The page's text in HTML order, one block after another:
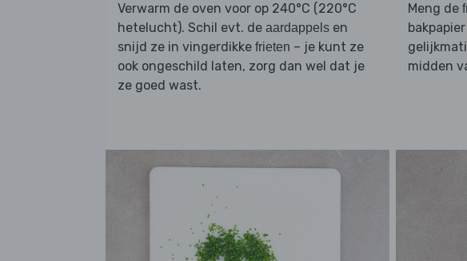
Verwarm de oven voor op 240°C (220°C
hetelucht). Schil evt. de aardappels en
snijd ze in vingerdikke frieten – je kunt ze
ook ongeschild laten, zorg dan wel dat je
ze goed wast.
Meng de
midden